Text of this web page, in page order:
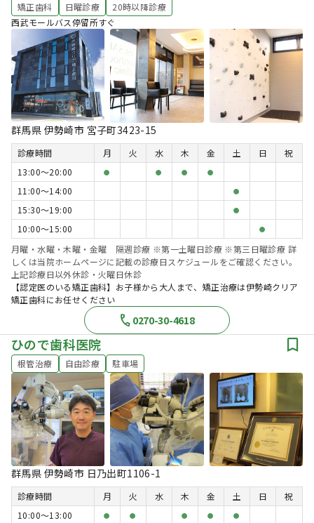
矯正歯科 日曜診療
20時以降診療
西武モールバス停留所すぐ
群馬県 伊勢崎市 宮子町3423-15
診療時間 月 火 水 木 金 土 日
祝
13:00〜20:00
● ● ● ●
11:00〜14:00 ●
15:30〜19:00 ●
10:00〜15:00 ●
月曜・水曜・木曜・金曜 隔週診療 ※第一土曜日診療 ※第三日曜診療 詳
しくは当院ホームページに記載の診療日スケジュールをご確認ください。
上記診療日以外休診・火曜日休診
【認定医のいる矯正歯科】お子様から大人まで、矯正治療は伊勢崎クリア
矯正歯科にお任せください
0270-30-4618
ひので歯科医院
根管治療 自由診療 駐車場
群馬県 伊勢崎市 日乃出町1106-1
診療時間 月 火 水 木 金 土 日
祝
10:00〜13:00
● ● ● ● ●